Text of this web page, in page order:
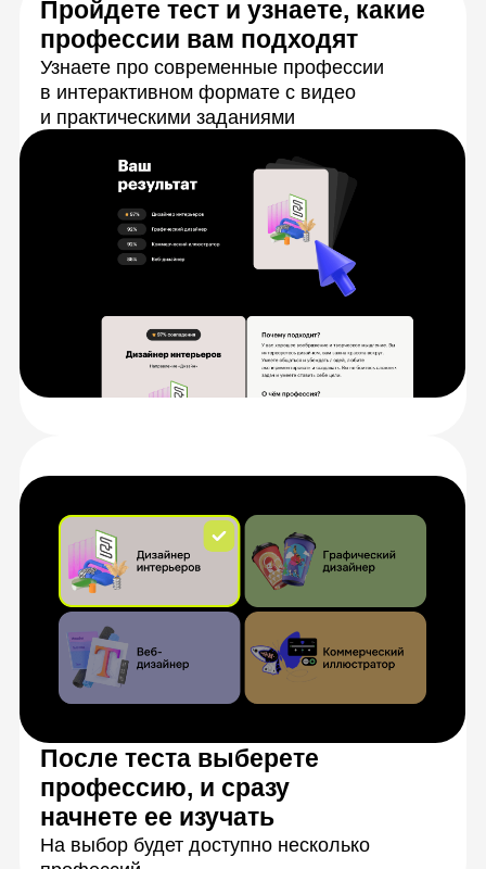
После теста выберете
профессию, и сразу
начнете ее изучать
не понравится — бесплатно
заменим ее на другую
Заменить профессию можно только один
раз